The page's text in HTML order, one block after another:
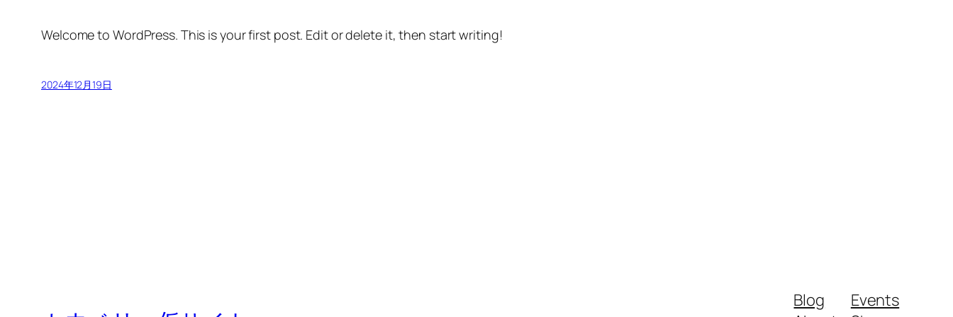
Welcome to WordPress. This is your first post. Edit or delete it, then start writing!
2024年12月19日
Blog
Events